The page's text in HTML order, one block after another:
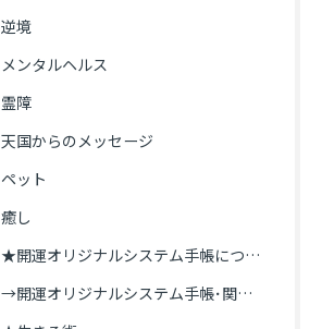
逆境
メンタルヘルス
霊障
天国からのメッセージ
ペット
癒し
★開運オリジナルシステム手帳について
→開運オリジナルシステム手帳･関連記事